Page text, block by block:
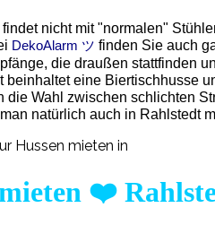
findet nicht mit "normalen"
DekoAlarm ツ finden Sie auch
die draußen stattfinden
eine Biertischhusse
Wahl zwischen schlichten
natürlich auch in Rahlstedt
❤️